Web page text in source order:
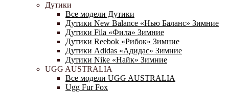
Дутики
Все модели Дутики
Дутики New Balance «Нью Баланс» Зимние
Дутики Fila «Фила» Зимние
Дутики Reebok «Рибок» Зимние
Дутики Adidas «Адидас» Зимние
Дутики Nike «Найк» Зимние
UGG AUSTRALIA
Все модели UGG AUSTRALIA
Ugg Fur Fox